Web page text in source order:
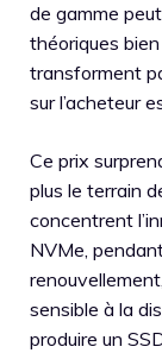
de gamme
théoriques
transforment
sur l’acheteur
Ce prix
plus le terrain
concentrent
NVMe,
sensible à la
produire un